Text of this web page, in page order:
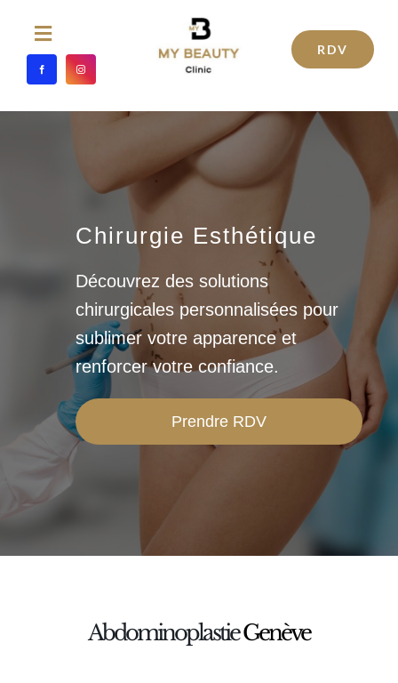
contenu
Toggle
Navigation
MÉDECINE ESTHÉTIQUE
TRAITEMENTS ESTHÉTIQUES
SOINS ESTHETIQUES
CHIRURGIE ESTHÉTIQUE
RDV
Chirurgie Esthétique
Découvrez des solutions
chirurgicales personnalisées pour
sublimer votre apparence et
renforcer votre confiance.
Prendre RDV
AbdominoplastieGenève